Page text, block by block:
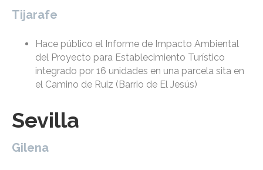
Tijarafe
Hace público el Informe de Impacto Ambiental
del Proyecto para Establecimiento Turístico
integrado por 16 unidades en una parcela sita en
el Camino de Ruiz (Barrio de El Jesús)
Sevilla
Gilena